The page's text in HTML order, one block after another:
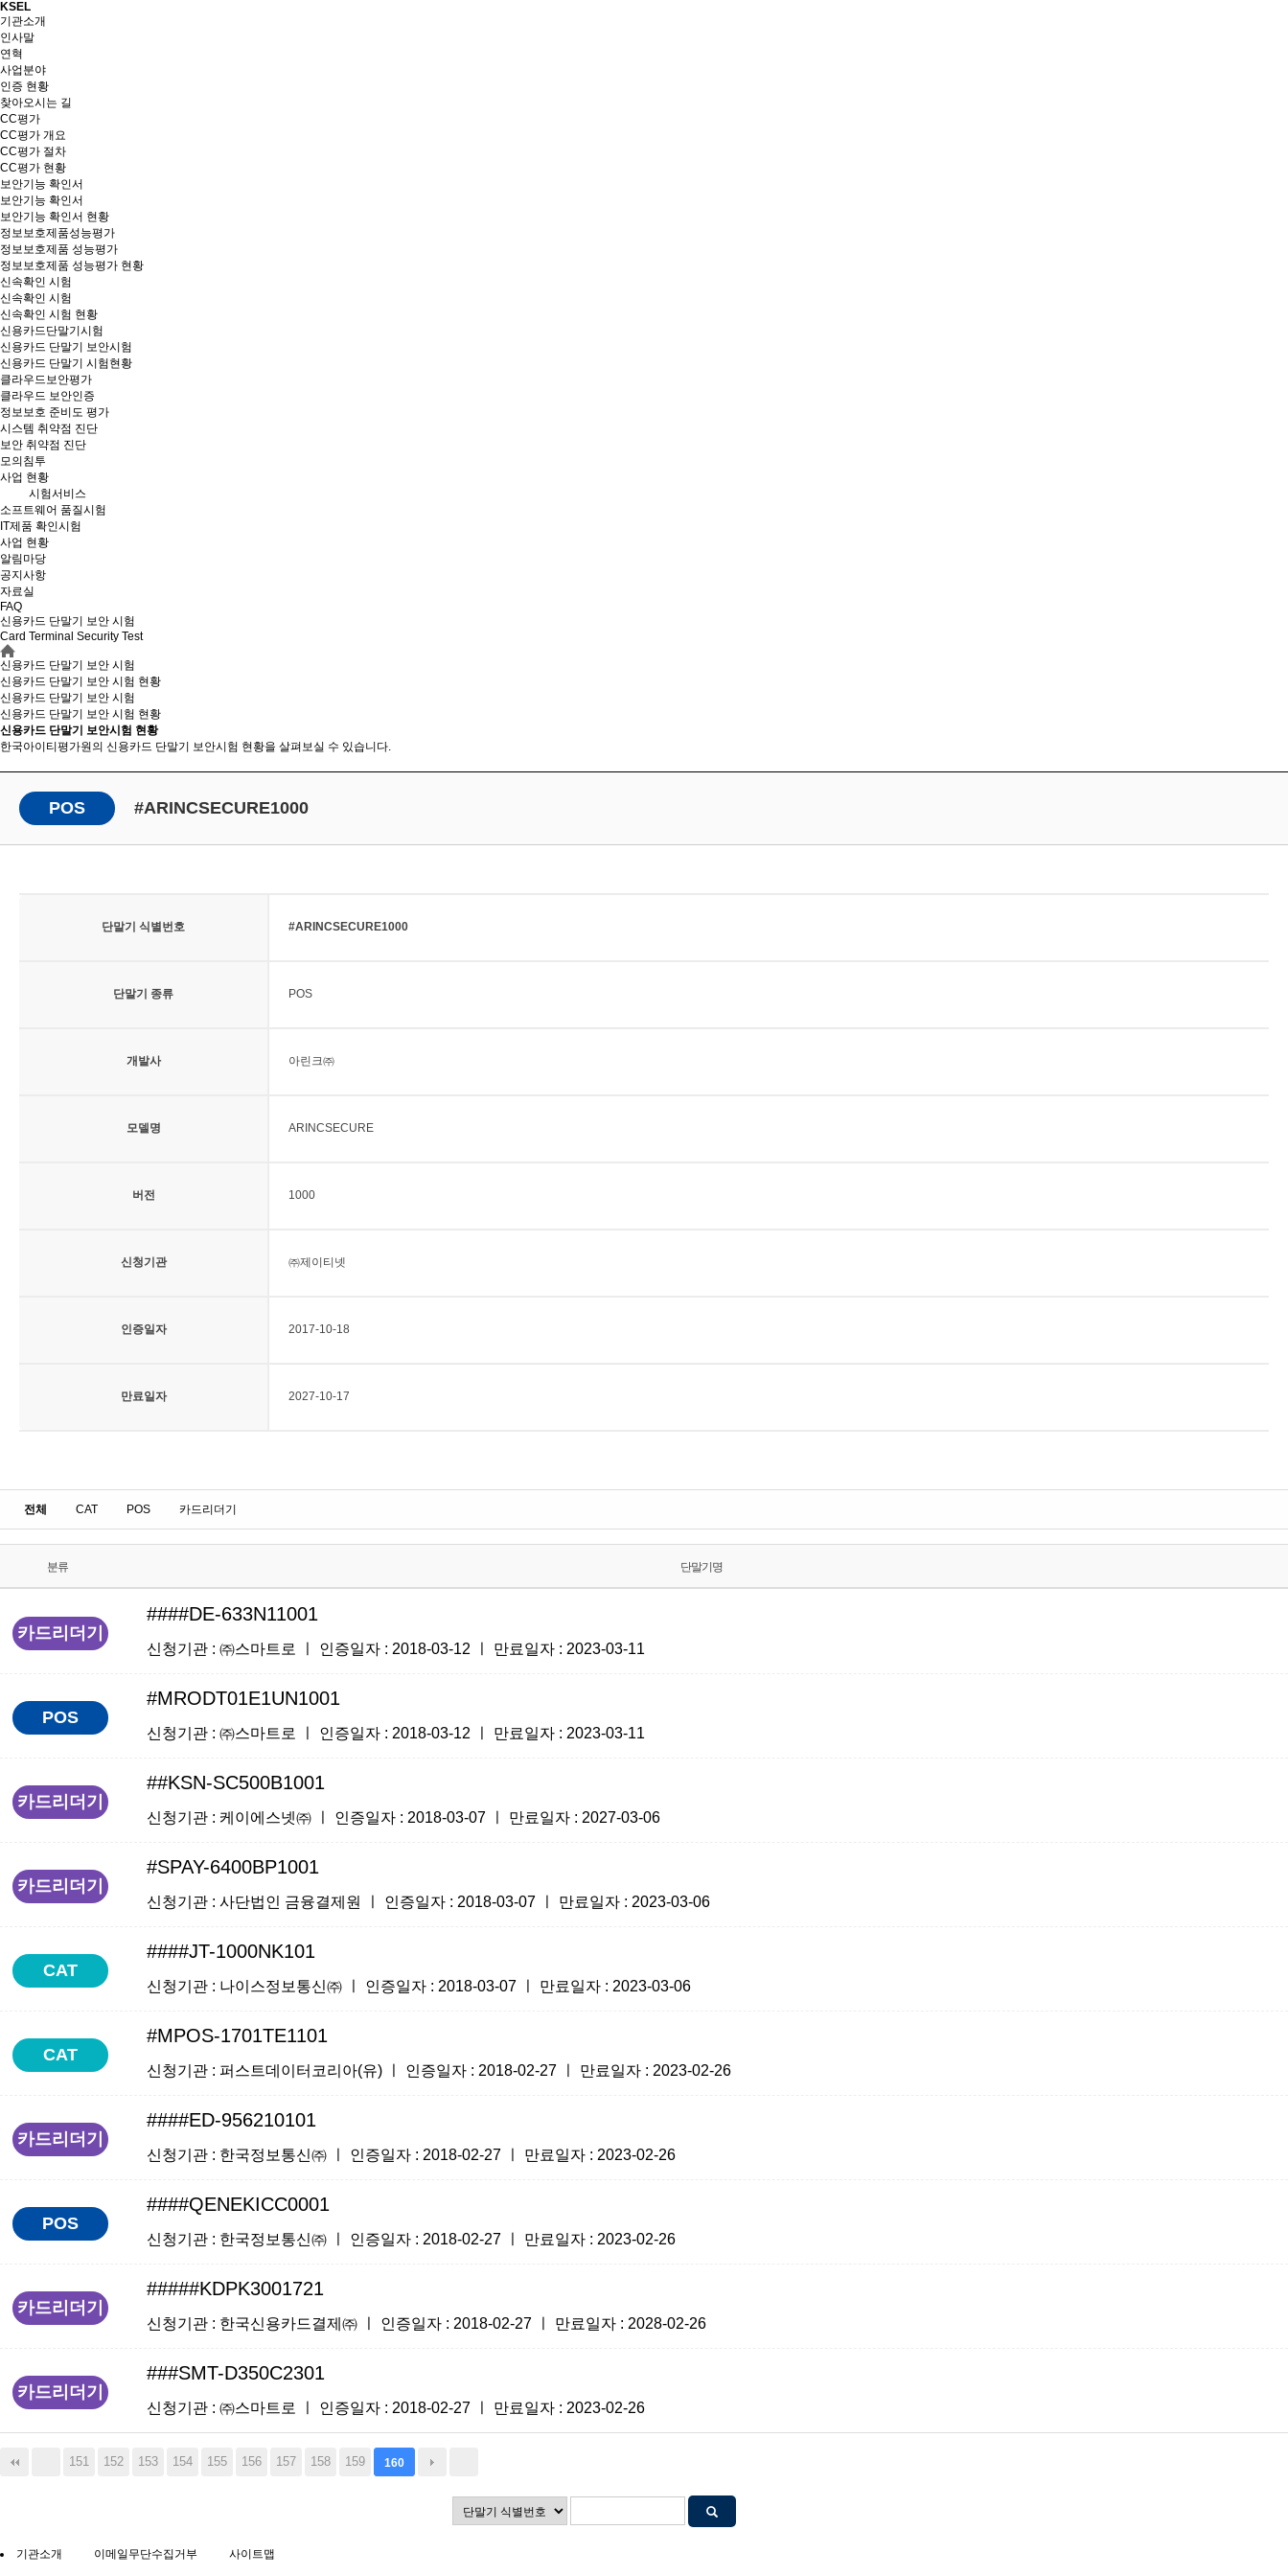
KSEL
기관소개
인사말
연혁
사업분야
인증 현황
찾아오시는 길
CC평가
CC평가 개요
CC평가 절차
CC평가 현황
보안기능 확인서
보안기능 확인서
보안기능 확인서 현황
정보보호제품성능평가
정보보호제품 성능평가
정보보호제품 성능평가 현황
신속확인 시험
신속확인 시험
신속확인 시험 현황
신용카드단말기시험
신용카드 단말기 보안시험
신용카드 단말기 시험현황
클라우드보안평가
클라우드 보안인증
정보보호 준비도 평가
시스템 취약점 진단
보안 취약점 진단
모의침투
사업 현황
시험서비스
소프트웨어 품질시험
IT제품 확인시험
사업 현황
알림마당
공지사항
자료실
FAQ
신용카드 단말기 보안 시험
Card Terminal Security Test
신용카드 단말기 보안 시험
신용카드 단말기 보안 시험 현황
신용카드 단말기 보안 시험
신용카드 단말기 보안 시험 현황
신용카드 단말기 보안시험 현황
한국아이티평가원의 신용카드 단말기 보안시험 현황을 살펴보실 수 있습니다.
POS #ARINCSECURE1000
단말기 식별번호 #ARINCSECURE1000
단말기 종류 POS
개발사 아린크㈜
모델명 ARINCSECURE
버전 1000
신청기관 ㈜제이티넷
인증일자 2017-10-18
만료일자 2027-10-17
전체 CAT POS 카드리더기
분류 단말기명
카드리더기
####DE-633N11001
신청기관 : ㈜스마트로 ㅣ 인증일자 : 2018-03-12 ㅣ 만료일자 : 2023-03-11
POS
#MRODT01E1UN1001
신청기관 : ㈜스마트로 ㅣ 인증일자 : 2018-03-12 ㅣ 만료일자 : 2023-03-11
카드리더기
##KSN-SC500B1001
신청기관 : 케이에스넷㈜ ㅣ 인증일자 : 2018-03-07 ㅣ 만료일자 : 2027-03-06
카드리더기
#SPAY-6400BP1001
신청기관 : 사단법인 금융결제원 ㅣ 인증일자 : 2018-03-07 ㅣ 만료일자 : 2023-03-06
CAT
####JT-1000NK101
신청기관 : 나이스정보통신㈜ ㅣ 인증일자 : 2018-03-07 ㅣ 만료일자 : 2023-03-06
CAT
#MPOS-1701TE1101
신청기관 : 퍼스트데이터코리아(유) ㅣ 인증일자 : 2018-02-27 ㅣ 만료일자 : 2023-02-26
카드리더기
####ED-956210101
신청기관 : 한국정보통신㈜ ㅣ 인증일자 : 2018-02-27 ㅣ 만료일자 : 2023-02-26
POS
####QENEKICC0001
신청기관 : 한국정보통신㈜ ㅣ 인증일자 : 2018-02-27 ㅣ 만료일자 : 2023-02-26
카드리더기
#####KDPK3001721
신청기관 : 한국신용카드결제㈜ ㅣ 인증일자 : 2018-02-27 ㅣ 만료일자 : 2028-02-26
카드리더기
###SMT-D350C2301
신청기관 : ㈜스마트로 ㅣ 인증일자 : 2018-02-27 ㅣ 만료일자 : 2023-02-26
151 152 153 154 155 156 157 158 159 160
기관소개 이메일무단수집거부 사이트맵